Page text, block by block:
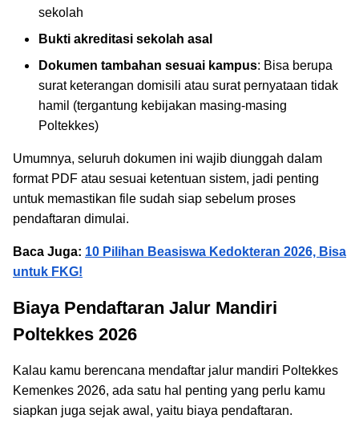
sekolah
Bukti akreditasi sekolah asal
Dokumen tambahan sesuai kampus: Bisa berupa
surat keterangan domisili atau surat pernyataan tidak
hamil (tergantung kebijakan masing-masing
Poltekkes)
Umumnya, seluruh dokumen ini wajib diunggah dalam
format PDF atau sesuai ketentuan sistem, jadi penting
untuk memastikan file sudah siap sebelum proses
pendaftaran dimulai.
Baca Juga: 10 Pilihan Beasiswa Kedokteran 2026, Bisa
untuk FKG!
Biaya Pendaftaran Jalur Mandiri
Poltekkes 2026
Kalau kamu berencana mendaftar jalur mandiri Poltekkes
Kemenkes 2026, ada satu hal penting yang perlu kamu
siapkan juga sejak awal, yaitu biaya pendaftaran.